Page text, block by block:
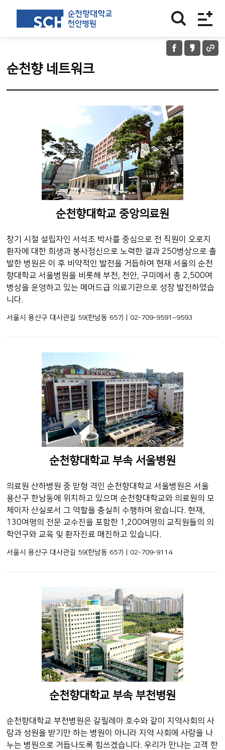
순천향 네트워크
순천향대학교 중앙의료원
창기 시절 설립자인 서석조 박사를 중심으로 전 직원이 오로지
환자에 대한 희생과 봉사정신으로 노력한 결과 250병상으로 출
발한 병원은 이 후 비약적인 발전을 거듭하여 현재 서울의 순천
향대학교 서울병원을 비롯해 부천, 천안, 구미에서 총 2,500여
병상을 운영하고 있는 메머드급 의료기관으로 성장 발전하였습
니다.
서울시 용산구 대사관길 59(한남동 657) | 02-709-9591~9593
순천향대학교 부속 서울병원
의료원 산하병원 중 맏형 격인 순천향대학교 서울병원은 서울
용산구 한남동에 위치하고 있으며 순천향대학교와 의료원의 모
체이자 산실로서 그 역할을 충실히 수행하여 왔습니다. 현재,
130여명의 전문 교수진을 포함한 1,200여명의 교직원들의 의
학연구와 교육 및 환자진료 매진하고 있습니다.
서울시 용산구 대사관길 59(한남동 657) | 02-709-9114
순천향대학교 부속 부천병원
순천향대학교 부천병원은 갈릴레아 호수와 같이 지역사회의 사
랑과 성원을 받기만 하는 병원이 아니라 지역 사회에 사랑을 나
누는 병원으로 거듭나도록 힘쓰겠습니다. 우리가 만나는 고객 한